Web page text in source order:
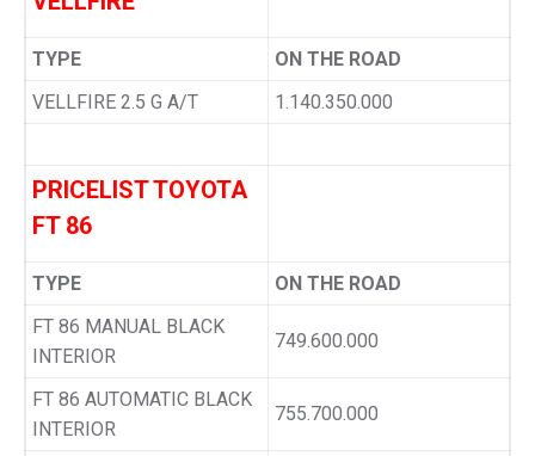
TYPE
ON THE ROAD
VELLFIRE 2.5 G A/T
1.140.350.000
PRICELIST TOYOTA
FT 86
TYPE
ON THE ROAD
FT 86 MANUAL BLACK
INTERIOR
749.600.000
FT 86 AUTOMATIC BLACK
INTERIOR
755.700.000